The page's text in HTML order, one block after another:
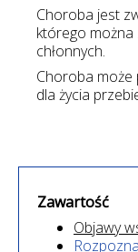
Choroba jest
którego można
chłonnych.
Choroba może
dla życia
Zawartość
Objawy